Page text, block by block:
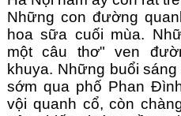
Những con đường
hoa sữa cuối mùa.
một câu thơ" ven
khuya. Những buổi
sớm qua phố Phan
vội quanh cổ, còn